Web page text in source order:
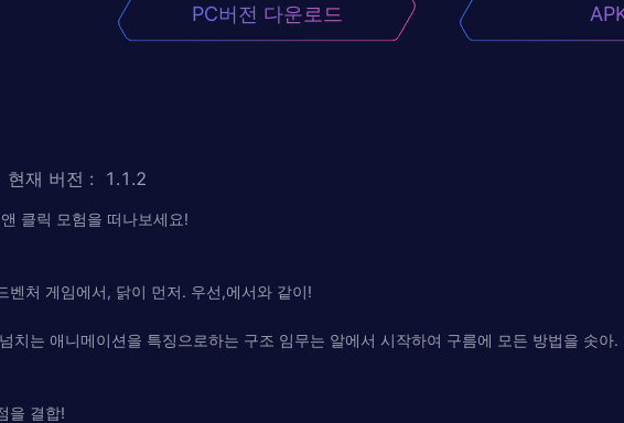
PC버전 다운로드
현재 버전 : 1.1.2
클릭 모험을 떠나보세요!
벤처 게임에서, 닭이 먼저. 우선,에서와 같이!
치는 애니메이션을 특징으로하는 구조 임무는 알에서 시작하여 구름에 모든 방법을 솟
을 결합!